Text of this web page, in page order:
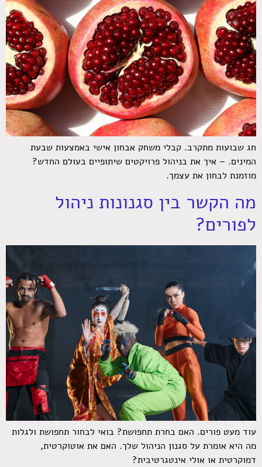
חג שבועות מתקרב. קבלי משחק אבחון אישי באמצעות שבעת
המינים. – איך את בניהול פרויקטים שיתופיים בעולם החדש?
מוזמנת לבחון את עצמך.
מה הקשר בין סגנונות ניהול
לפורים?
עוד מעט פורים. האם בחרת תחפושת? בואי לבחור תחפושת ולגלות
מה היא אומרת על סגנון הניהול שלך. האם את אוטוקרטית,
דמוקרטית או אולי אינטגרטיבית?